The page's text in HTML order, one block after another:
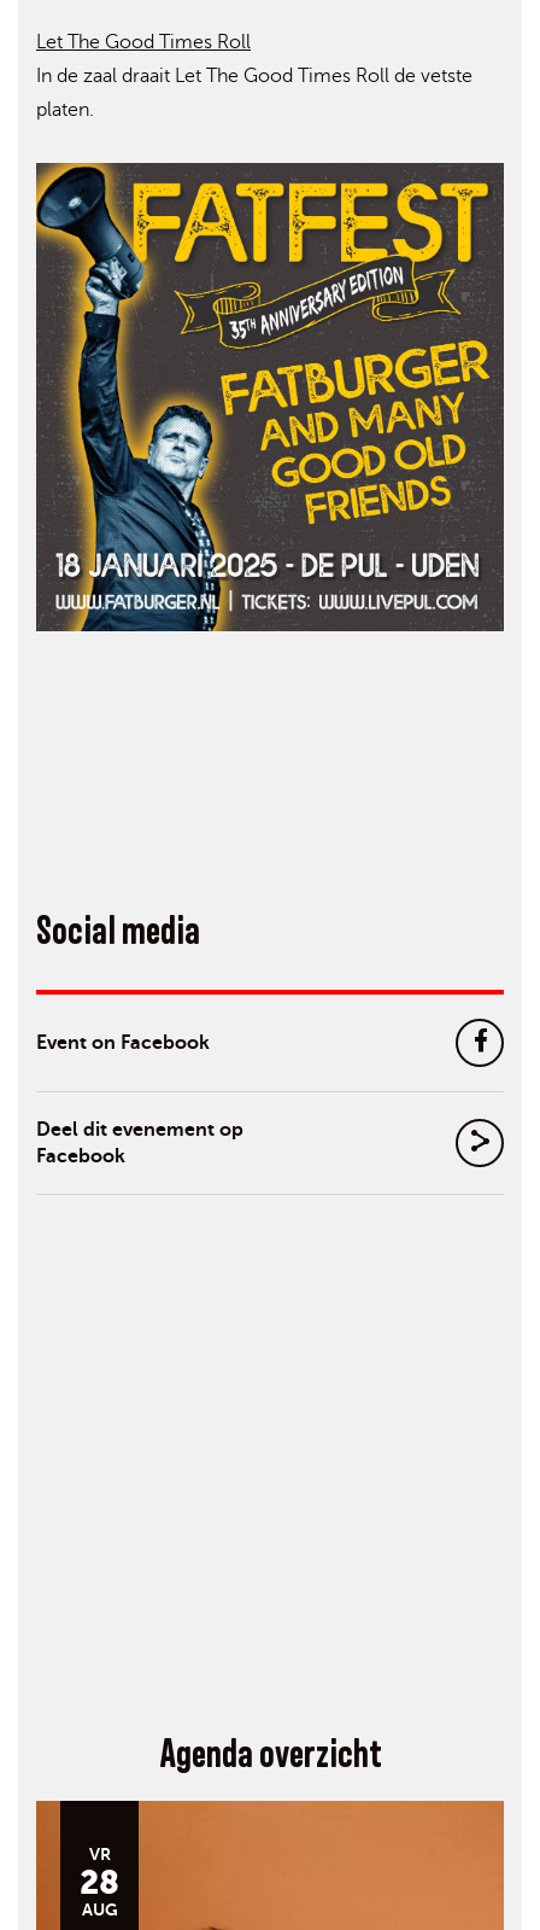
Let The Good Times Roll
In de zaal draait Let The Good Times Roll de vetste
platen.
Social media
Event on Facebook
Deel dit evenement op
Facebook
Agenda overzicht
VR
28
AUG